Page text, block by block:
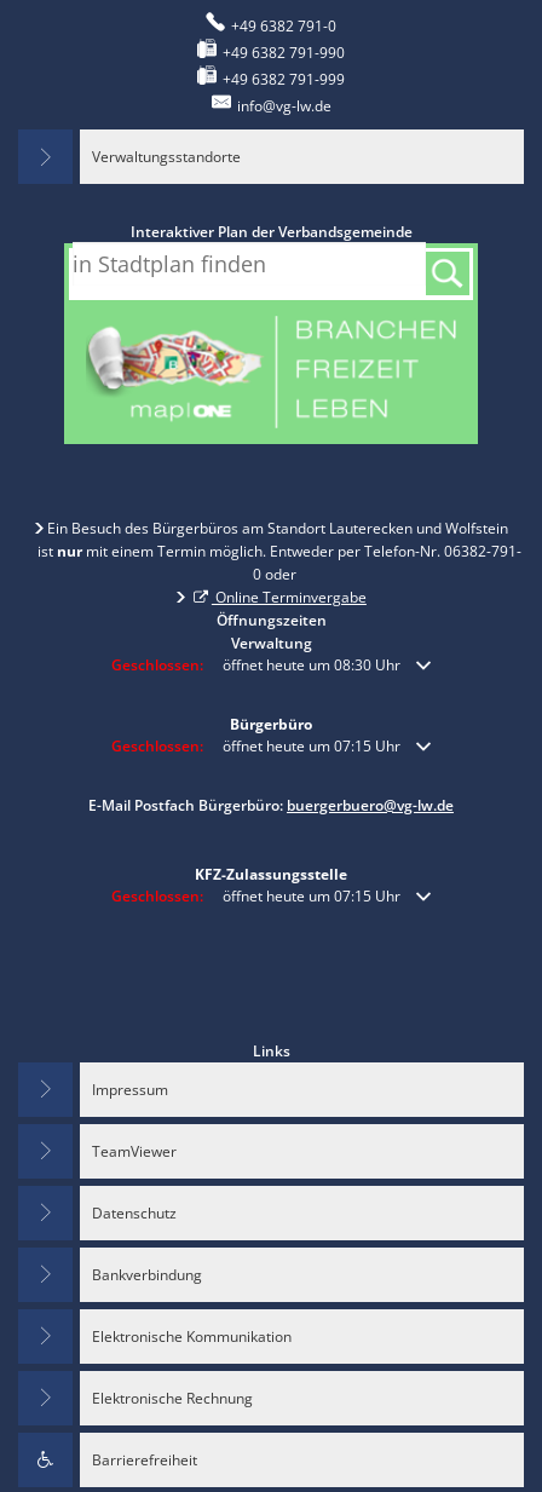
+49 6382 791-0
+49 6382 791-990
+49 6382 791-999
info@vg-lw.de
Verwaltungsstandorte
Interaktiver Plan der Verbandsgemeinde
Ein Besuch des Bürgerbüros am Standort Lauterecken und Wolfstein
ist nurmit einem Termin möglich. Entweder per Telefon-Nr. 06382-791-
0 oder
Online Terminvergabe
Öffnungszeiten
Verwaltung
Klicken, um weitere Öffnungs- oder Schließzeiten auszublenden
Geschlossen: öffnet heute um 08:30 Uhr
Bürgerbüro
Klicken, um weitere Öffnungs- oder Schließzeiten auszublenden
Geschlossen: öffnet heute um 07:15 Uhr
E-Mail Postfach Bürgerbüro: buergerbuero@vg-lw.de
KFZ-Zulassungsstelle
Klicken, um weitere Öffnungs- oder Schließzeiten auszublenden
Geschlossen: öffnet heute um 07:15 Uhr
Links
Impressum
TeamViewer
Datenschutz
Bankverbindung
Elektronische Kommunikation
Elektronische Rechnung
Barrierefreiheit